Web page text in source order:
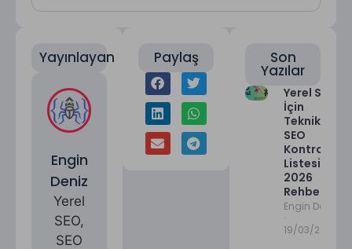
Yayınlayan
Engin
Deniz
Yerel
SEO,
SEO
Paylaş Son
Yazılar
Yerel SEO
İçin
Teknik
SEO
Kontrol
Listesi:
2026
Rehberi
Engin Deniz
19/03/2026